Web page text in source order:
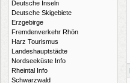
Deutsche Inseln
Deutsche Skigebiete
Erzgebirge
Fremdenverkehr Rhön
Harz Tourismus
Landeshauptstädte
Nordseeküste Info
Rheintal Info
Schwarzwald